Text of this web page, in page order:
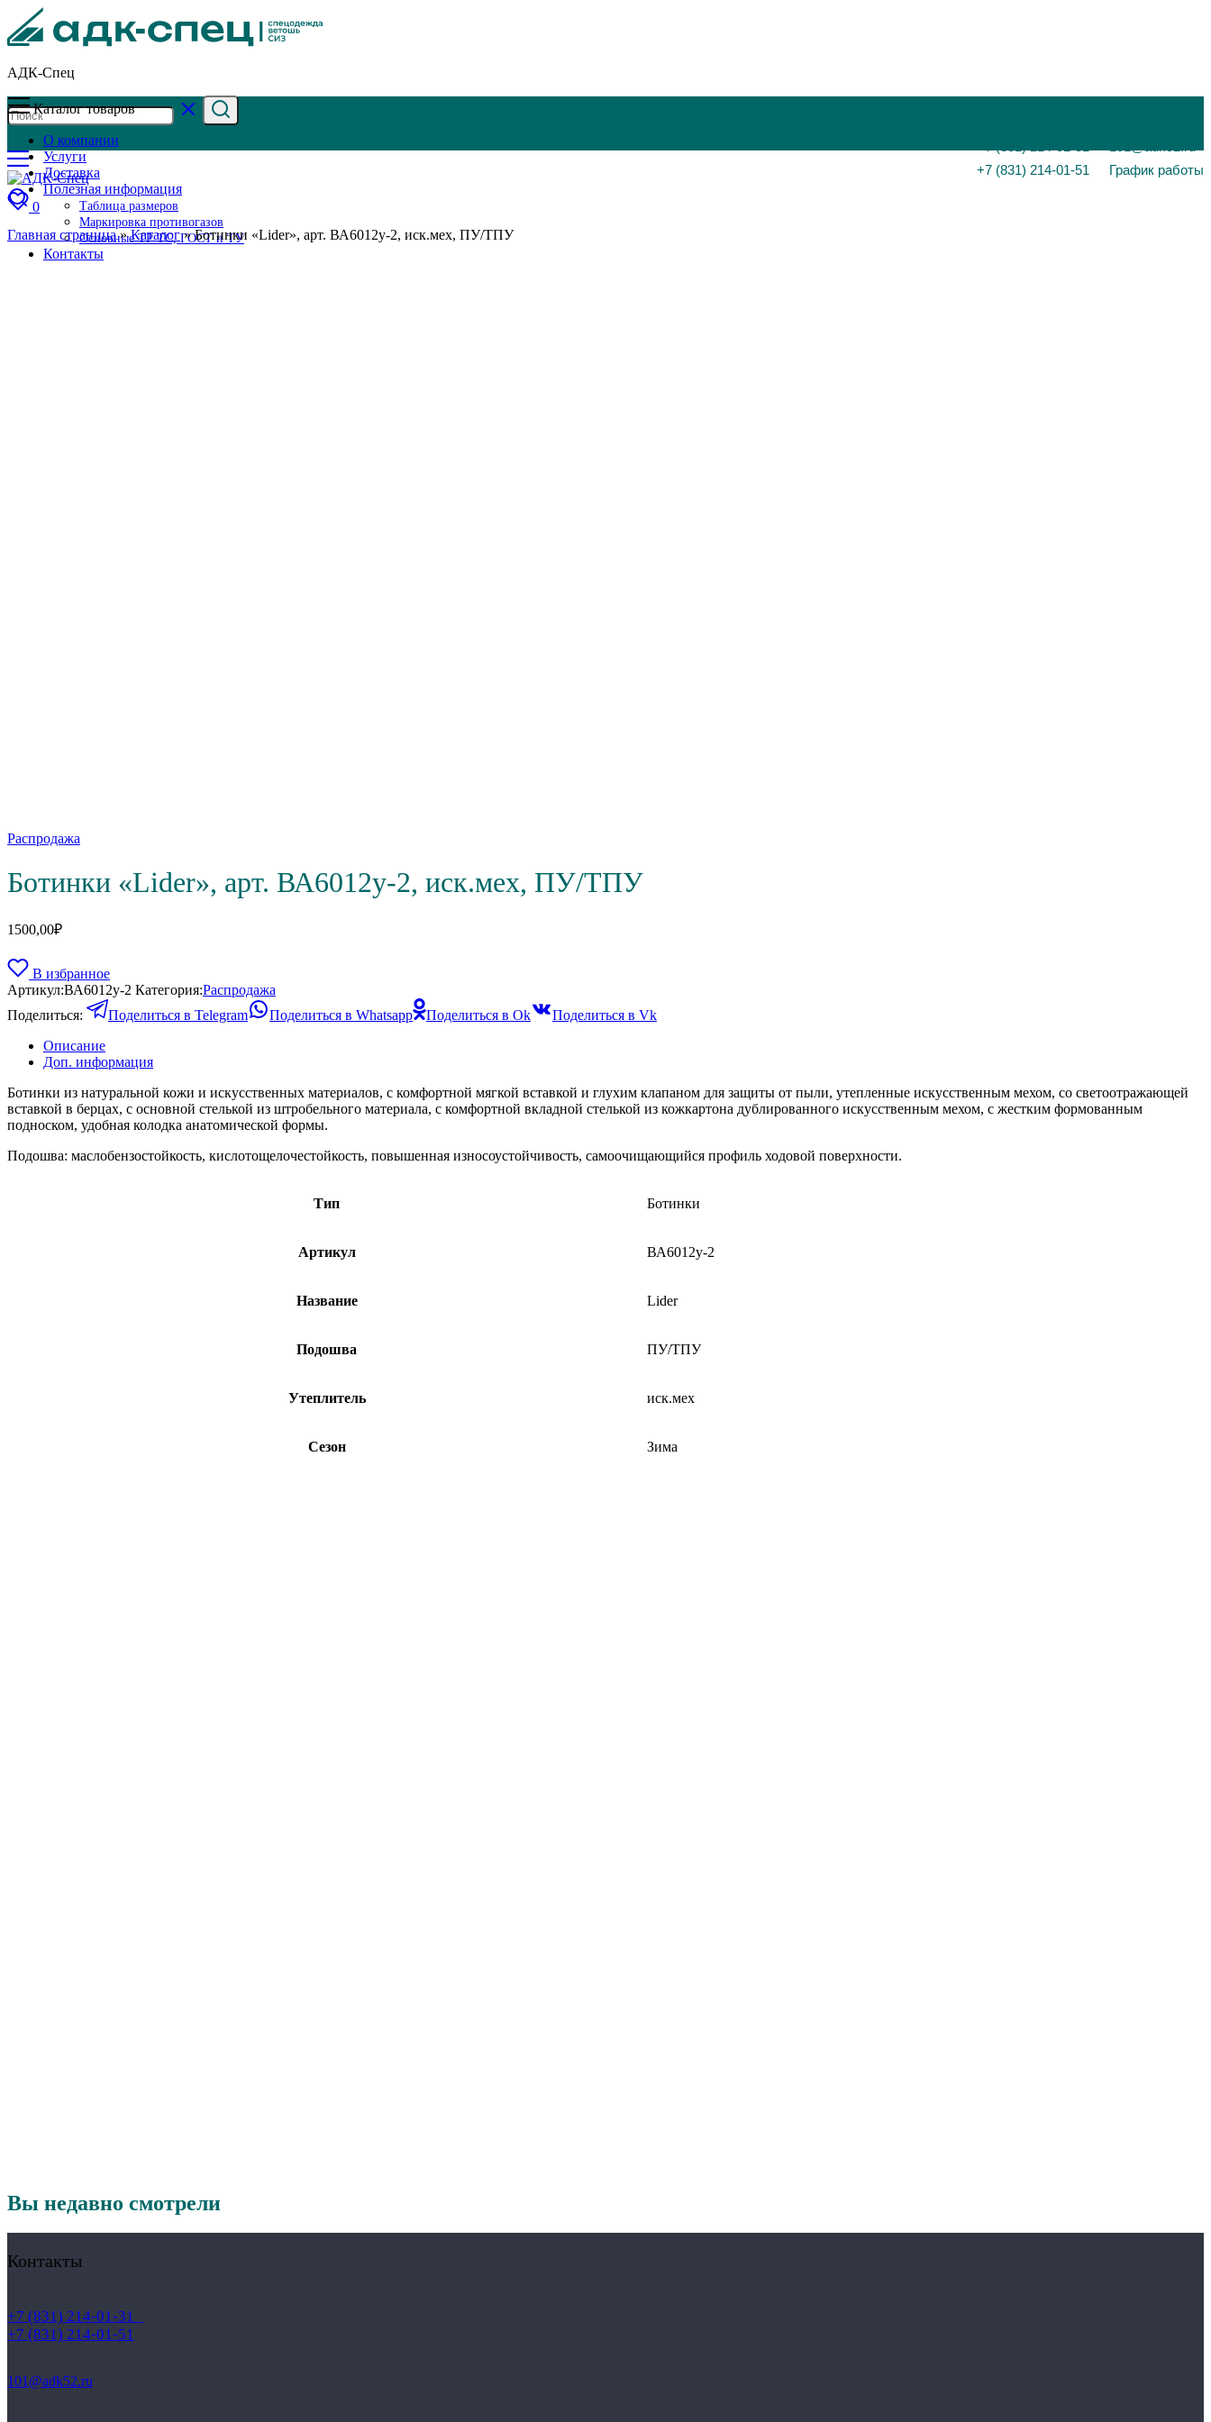
АДК-Спец
+7 (831) 214-01-51
График работы
0
Каталог товаров
О компании
Услуги
Доставка
Полезная информация
Таблица размеров
Маркировка противогазов
Основные ТР ТС, ГОСТ и ТУ
Контакты
Главная страница»Каталог»Ботинки «Lider», арт. ВА6012у-2, иск.мех, ПУ/ТПУ
Распродажа
Ботинки «Lider», арт. ВА6012у-2, иск.мех, ПУ/ТПУ
1500,00₽
В избранное
Артикул:ВА6012у-2 Категория:Распродажа
Поделиться:
Поделиться в Telegram Поделиться в Whatsapp Поделиться в Ok
Поделиться в Vk
Описание
Доп. информация
Ботинки из натуральной кожи и искусственных материалов, с комфортной мягкой вставкой и глухим клапаном для защиты от пыли, утепленные искусственным мехом, со светоотражающей
вставкой в берцах, с основной стелькой из штробельного материала, с комфортной вкладной стелькой из кожкартона дублированного искусственным мехом, с жестким формованным
подноском, удобная колодка анатомической формы.
Подошва: маслобензостойкость, кислотощелочестойкость, повышенная износоустойчивость, самоочищающийся профиль ходовой поверхности.
Тип Ботинки
Артикул ВА6012у-2
Название Lider
Подошва ПУ/ТПУ
Утеплитель иск.мех
Сезон Зима
Вы недавно смотрели
Контакты
+7 (831) 214-01-31
+7 (831) 214-01-51
101@adk52.ru